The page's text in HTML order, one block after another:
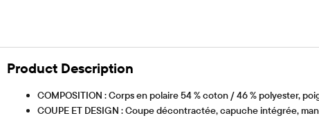
Product Description
COMPOSITION : Corps en polaire 54 % coton / 46 % polyester,
COUPE ET DESIGN : Coupe décontractée, capuche intégrée,